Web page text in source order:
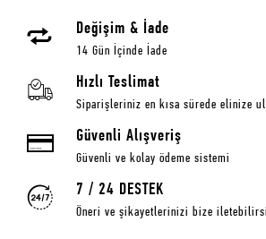
Değişim & İade
14 Gün İçinde İade
Hızlı Teslimat
Siparişleriniz en kısa sürede elinize
Güvenli Alışveriş
Güvenli ve kolay ödeme sistemi
7 / 24 DESTEK
Öneri ve şikayetlerinizi bize